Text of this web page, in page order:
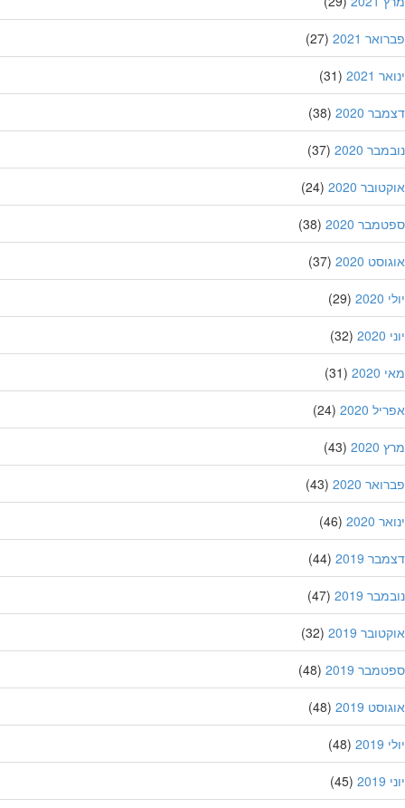
2021
(27)
2021
(31)
2020
(38)
2020
(37)
2020
(24)
2020
(38)
2020
(37)
(29)
(32)
(31)
2020
(24)
(43)
2020
(43)
2020
(46)
2019
(44)
2019
(47)
2019
(32)
2019
(48)
2019
(48)
(48)
(45)